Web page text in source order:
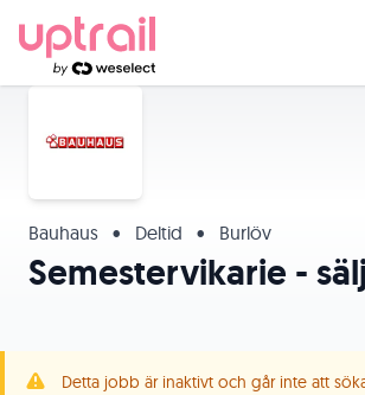
Bauhaus • Deltid • Burlöv
Semestervikarie -
Detta jobb är inaktivt och går inte att